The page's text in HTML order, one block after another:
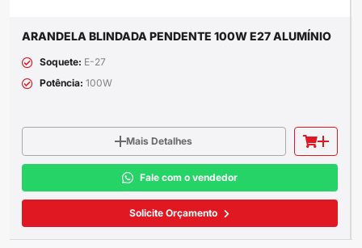
ARANDELA BLINDADA PENDENTE 100W E27 ALUMÍNIO
Soquete: E-27
Potência: 100W
Mais Detalhes
Fale com o vendedor
Solicite Orçamento